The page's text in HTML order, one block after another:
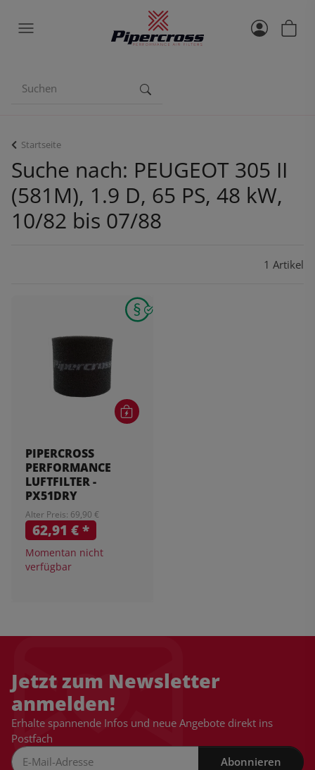
Startseite
Suche nach: PEUGEOT 305 II
(581M), 1.9 D, 65 PS, 48 kW,
10/82 bis 07/88
1 Artikel
PIPERCROSS
PERFORMANCE
LUFTFILTER -
PX51DRY
Alter Preis: 69,90 €
62,91 €*
Momentan nicht
verfügbar
Jetzt zum Newsletter
anmelden!
Erhalte spannende Infos und neue Angebote direkt ins
Postfach
Abonnieren